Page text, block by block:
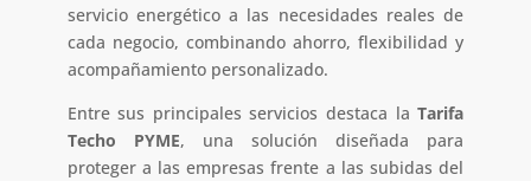
servicio energético a las necesidades reales de
cada negocio, combinando ahorro, flexibilidad y
acompañamiento personalizado.
Entre sus principales servicios destaca laTarifa
Techo PYME, una solución diseñada para
proteger a las empresas frente a las subidas del